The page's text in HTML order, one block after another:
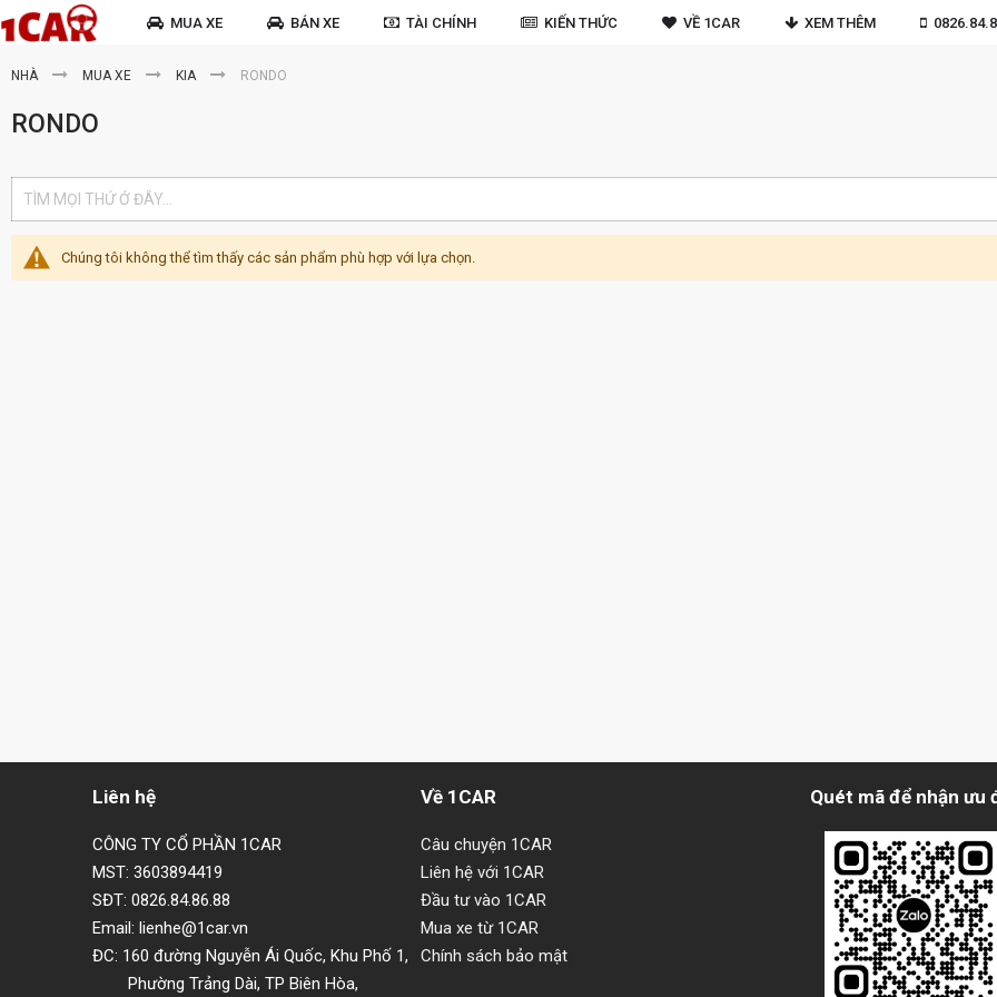
MUA XE BÁN XE TÀI CHÍNH KIẾN THỨC VỀ 1CAR XEM THÊM
NHÀ MUA XE KIA RONDO
RONDO
Chúng tôi không thể tìm thấy các sản phẩm phù hợp với lựa chọn.
Liên hệ
CÔNG TY CỔ PHẦN 1CAR
MST: 3603894419
SĐT: 0826.84.86.88
Email: lienhe@1car.vn
ĐC: 160 đường Nguyễn Ái Quốc, Khu Phố 1,
Phường Trảng Dài, TP Biên Hòa,
Về 1CAR
Câu chuyện 1CAR
Liên hệ với 1CAR
Đầu tư vào 1CAR
Mua xe từ 1CAR
Chính sách bảo mật
Quét mã để nhận ưu